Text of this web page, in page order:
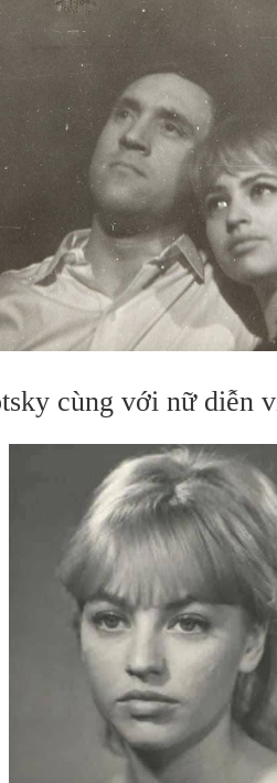
cùng với nữ diễn